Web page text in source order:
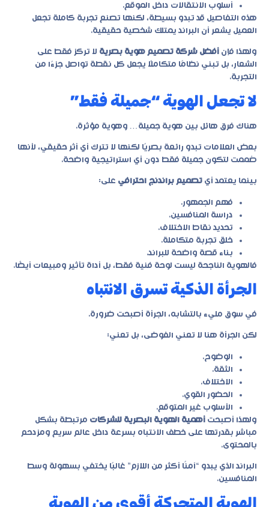
أسلوب الانتقالات داخل الموقع.
هذه التفاصيل قد تبدو بسيطة، لكنها تصنع تجربة كاملة تجعل
العميل يشعر أن البراند يمتلك شخصية حقيقية.
ولهذا فإن أفضل شركة تصميم هوية بصرية لا تركز فقط على
الشعار، بل تبني نظامًا متكاملًا يجعل كل نقطة تواصل جزءًا من
التجربة.
لا تجعل الهوية “جميلة فقط”
هناك فرق هائل بين هوية جميلة… وهوية مؤثرة.
بعض العلامات تبدو رائعة بصريًا لكنها لا تترك أي أثر حقيقي، لأنها
صُممت لتكون جميلة فقط دون أي استراتيجية واضحة.
بينما يعتمد أي تصميم براندنج احترافي على:
فهم الجمهور.
دراسة المنافسين.
تحديد نقاط الاختلاف.
خلق تجربة متكاملة.
بناء قصة واضحة للبراند.
فالهوية الناجحة ليست لوحة فنية فقط، بل أداة تأثير ومبيعات أيضًا.
الجرأة الذكية تسرق الانتباه
في سوق مليء بالتشابه، الجرأة أصبحت ضرورة.
لكن الجرأة هنا لا تعني الفوضى، بل تعني:
الوضوح.
الثقة.
الاختلاف.
الحضور القوي.
الأسلوب غير المتوقع.
ولهذا أصبحت أهمية الهوية البصرية للشركات مرتبطة بشكل
مباشر بقدرتها على خطف الانتباه بسرعة داخل عالم سريع ومزدحم
بالمحتوى.
البراند الذي يبدو “آمنًا أكثر من اللازم” غالبًا يختفي بسهولة وسط
المنافسين.
الهوية المتحركة أقوى من الهوية